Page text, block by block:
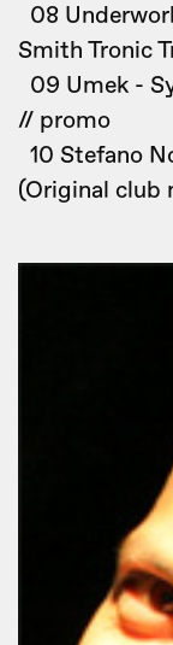
08
Smith Tronic
09 Umek -
// promo
10 Stefano
(Original club